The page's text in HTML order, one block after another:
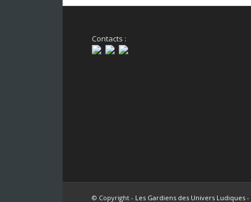
Contacts :
© Copyright - Les Gardiens des Univers Ludiques -